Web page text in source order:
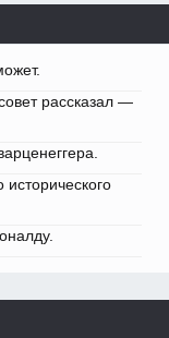
рассказал —